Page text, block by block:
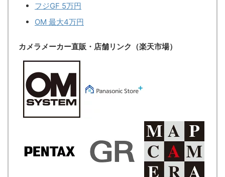
フジGF 5万円
OM 最大4万円
カメラメーカー直販・店舗リンク（楽天市場）